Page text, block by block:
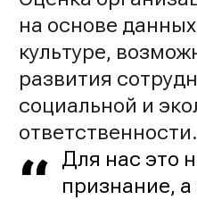
на основе
культуре,
развития
социальной и
ответственности.
Для нас это
признание,